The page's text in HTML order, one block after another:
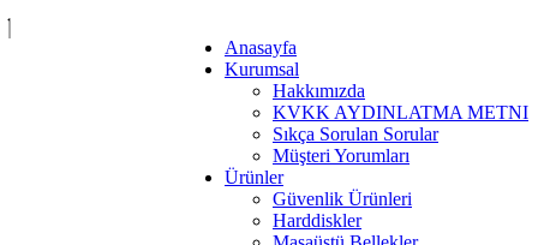
Anasayfa
Kurumsal
Hakkımızda
KVKK AYDINLATMA METNI
Sıkça Sorulan Sorular
Müşteri Yorumları
Ürünler
Güvenlik Ürünleri
Harddiskler